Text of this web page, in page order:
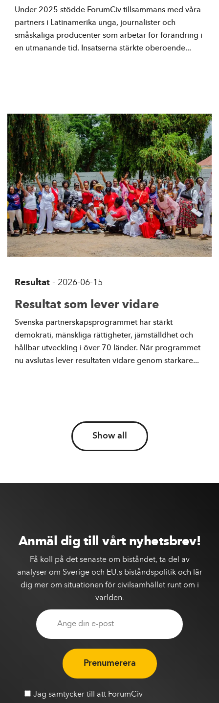
Under 2025 stödde ForumCiv tillsammans med våra
partners i Latinamerika unga, journalister och
småskaliga producenter som arbetar för förändring i
en utmanande tid. Insatserna stärkte oberoende...
Resultat - 2026-06-15
Resultat som lever vidare
Svenska partnerskapsprogrammet har stärkt
demokrati, mänskliga rättigheter, jämställdhet och
hållbar utveckling i över 70 länder. När programmet
nu avslutas lever resultaten vidare genom starkare...
Show all
Anmäl dig till vårt nyhetsbrev!
Få koll på det senaste om biståndet, ta del av
analyser om Sverige och EU:s biståndspolitik och lär
dig mer om situationen för civilsamhället runt om i
världen.
Prenumerera
Jag samtycker till att ForumCiv